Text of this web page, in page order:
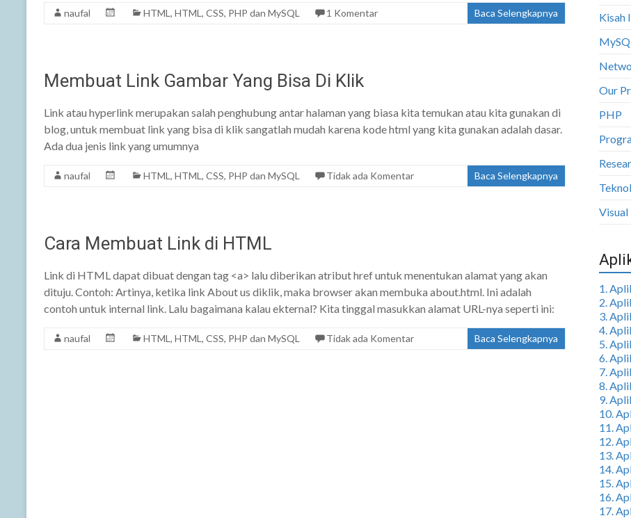
naufal HTML , HTML, CSS, PHP dan MySQL 1 Komentar Baca Selengkapnya
Membuat Link Gambar Yang Bisa Di Klik
Link atau hyperlink merupakan salah penghubung antar halaman yang biasa kita temukan atau kita gunakan di
blog, untuk membuat link yang bisa di klik sangatlah mudah karena kode html yang kita gunakan adalah dasar.
Ada dua jenis link yang umumnya
naufal HTML , HTML, CSS, PHP dan MySQL Tidak ada Komentar Baca Selengkapnya
Cara Membuat Link di HTML
Link di HTML dapat dibuat dengan tag <a> lalu diberikan atribut href untuk menentukan alamat yang akan
dituju. Contoh: Artinya, ketika link About us diklik, maka browser akan membuka about.html. Ini adalah
contoh untuk internal link. Lalu bagaimana kalau ekternal? Kita tinggal masukkan alamat URL-nya seperti ini:
naufal HTML , HTML, CSS, PHP dan MySQL Tidak ada Komentar Baca Selengkapnya
Kisah
Our
PHP
Visual
1.
2.
3.
4.
5.
6.
7.
8.
9.
10.
11.
12.
13.
14.
15.
16.
17.